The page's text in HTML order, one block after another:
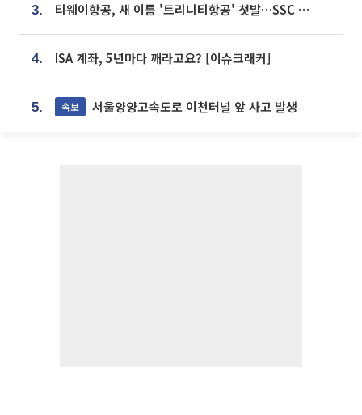
3. 티웨이항공, 새 이름 '트리니티항공' 첫발…SSC 전략 본격화
4. ISA 계좌, 5년마다 깨라고요? [이슈크래커]
5. 속보 서울양양고속도로 이천터널 앞 사고 발생